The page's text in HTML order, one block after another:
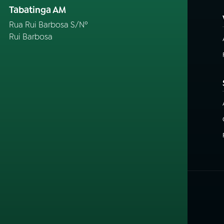
Tabatinga AM
Rua Rui Barbosa S/Nº
Rui Barbosa